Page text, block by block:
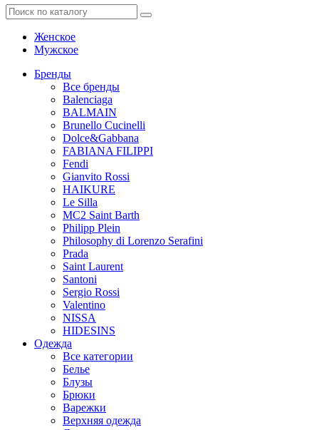
Женское
Мужское
Бренды
Все бренды
Balenciaga
BALMAIN
Brunello Cucinelli
Dolce&Gabbana
FABIANA FILIPPI
Fendi
Gianvito Rossi
HAIKURE
Le Silla
MC2 Saint Barth
Philipp Plein
Philosophy di Lorenzo Serafini
Prada
Saint Laurent
Santoni
Sergio Rossi
Valentino
NISSA
HIDESINS
Одежда
Все категории
Белье
Блузы
Брюки
Варежки
Верхняя одежда